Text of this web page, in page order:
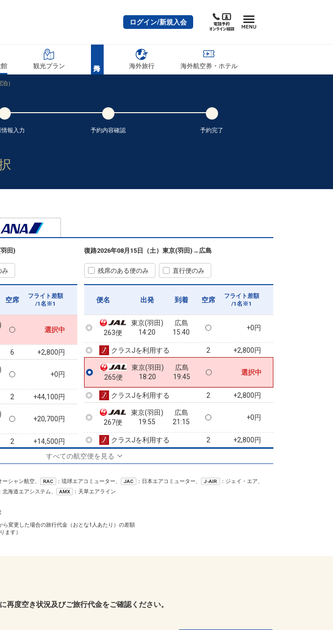
ログイン/新規入会
観光プラン 海外旅行 海外航空券・ホテル
）
情報 入力 予約内容確認 予約完了
田)
み
空席
フライト差額
/1名※1
選択中
6 +2,800円
+0円
2 +44,100円
+20,700円
2 +14,500円
4 +2,500円
+27,500円
3 +44,100円
復路2026年08月15日（土） 東京(羽田) → 広島
残席のある便のみ 直行便のみ
便名 出発 到着 空席
フライト差額
/1名※1
東京(羽田)
広島
+0円
東京(羽田)
11:40
広島
13:00
+0円
クラスJを利用する 2 +14,500円
263便
東京(羽田)
14:20
広島
15:40
+0円
クラスJを利用する 2 +2,800円
265便
東京(羽田)
18:20
広島
19:45
選択中
クラスJを利用する 2 +2,800円
267便
東京(羽田)
19:55
広島
21:15
+0円
クラスJを利用する 2 +2,800円
すべての航空便を見る
ーシャン航空、 RAC ：琉球エアコミューター、 JAC ：日本エアコミューター、 J-AIR ：ジェイ・エア、
：北海道エアシステム、 AMX
：天草エアライン
変更した場合の旅行代金（おとな1人あたり）の差額
ます）
度空き状況及びご旅行代金をご確認ください。